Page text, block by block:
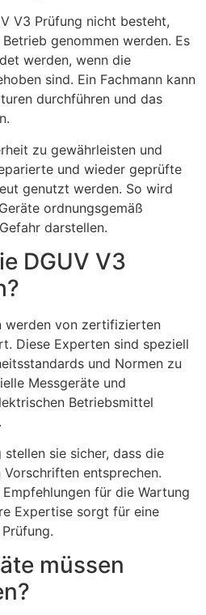
V3 Prüfung nicht besteht,
genommen werden. Es
werden, wenn die
sind. Ein Fachmann kann
durchführen und das
zu gewährleisten und
und wieder geprüfte
genutzt werden. So wird
ordnungsgemäß
darstellen.
DGUV V3
werden von zertifizierten
Diese Experten sind speziell
und Normen zu
Messgeräte und
Betriebsmittel
sie sicher, dass die
entsprechen.
für die Wartung
Expertise sorgt für eine
müssen